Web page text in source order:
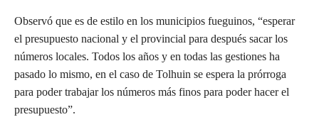
Observó que es de estilo en los municipios fueguinos, “esperar
el presupuesto nacional y el provincial para después sacar los
números locales. Todos los años y en todas las gestiones ha
pasado lo mismo, en el caso de Tolhuin se espera la prórroga
para poder trabajar los números más finos para poder hacer el
presupuesto”.